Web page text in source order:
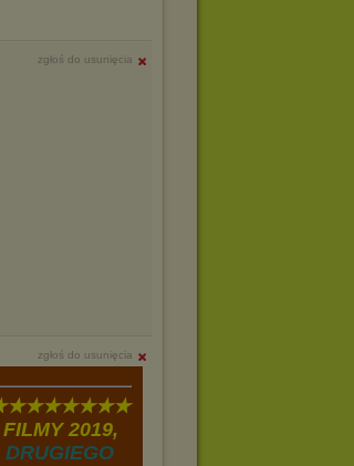
zgłoś do usunięcia
zgłoś do usunięcia
2019,